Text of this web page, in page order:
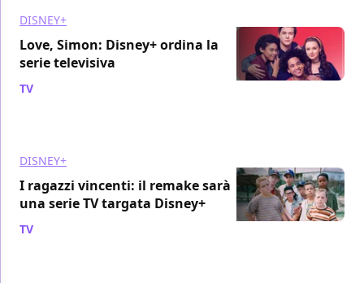
DISNEY+
Love, Simon: Disney+ ordina la
serie televisiva
TV
DISNEY+
I ragazzi vincenti: il remake sarà
una serie TV targata Disney+
TV